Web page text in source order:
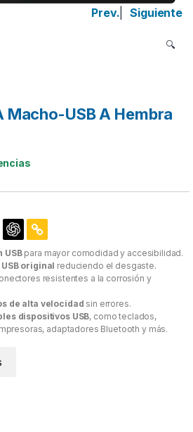
Prev. Siguiente
🔍
Macho-USB A Hembra
USBpara mayor comodidad y accesibilidad.
original reduciendo el desgaste.
resistentes a la corrosión y
de alta velocidad sin errores.
dispositivos USB, como teclados,
adaptadores Bluetooth y más.
A Hembra cantidad